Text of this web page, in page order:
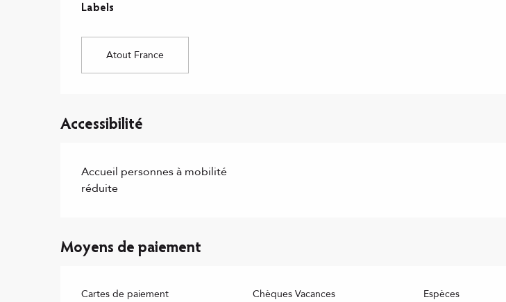
Labels
Labels
Atout France
Accessibilité
Accueil personnes à mobilité
réduite
Moyens de paiement
Cartes de paiement Chèques Vacances Espèces